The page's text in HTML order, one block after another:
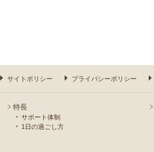
サイトポリシー プライバシーポリシー
特長
サポート体制
1日の過ごし方